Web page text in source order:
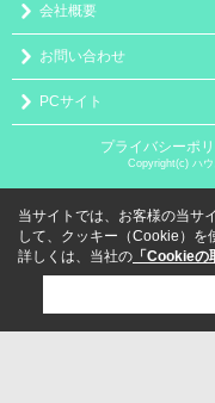
会社概要
お問い合わせ
PCサイト
プライバシーポ
Copyright(c) ハ
当サイトでは、お客様の当サ
して、クッキー（Cookie）を
詳しくは、当社の 「Cookieの